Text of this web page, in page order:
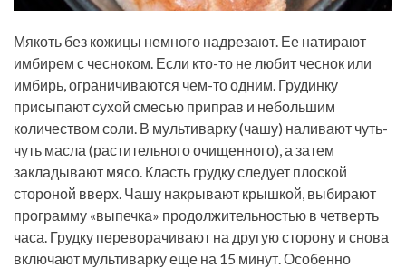
Мякоть без кожицы немного надрезают. Ее натирают
имбирем с чесноком. Если кто-то не любит чеснок или
имбирь, ограничиваются чем-то одним. Грудинку
присыпают сухой смесью приправ и небольшим
количеством соли. В мультиварку (чашу) наливают чуть-
чуть масла (растительного очищенного), а затем
закладывают мясо. Класть грудку следует плоской
стороной вверх. Чашу накрывают крышкой, выбирают
программу «выпечка» продолжительностью в четверть
часа. Грудку переворачивают на другую сторону и снова
включают мультиварку еще на 15 минут. Особенно